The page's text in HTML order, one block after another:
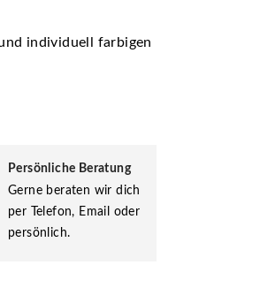
individuell farbigen
Persönliche Beratung
Gerne beraten wir dich
per Telefon, Email oder
persönlich.